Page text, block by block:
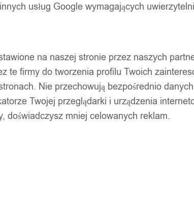
usług Google wymagających
na naszej stronie przez naszych
te firmy do tworzenia profilu Twoich
Nie przechowują bezpośrednio
Twojej przeglądarki i urządzenia
doświadczysz mniej celowanych reklam.